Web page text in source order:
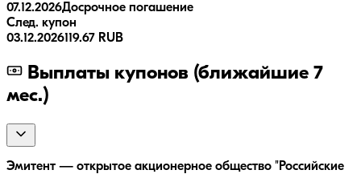
07.12.2026Досрочное погашение
След. купон
03.12.2026119.67 RUB
Выплаты купонов (ближайшие 7
мес.)
Эмитент — открытое акционерное общество "Российские